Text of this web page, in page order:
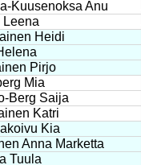
Kuusenoksa Anu
Leena
Heidi
Pirjo
Mia
Berg Saija
Katri
Kia
Anna Marketta
Tuula